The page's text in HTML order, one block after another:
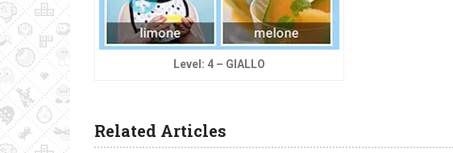
Level: 4 – GIALLO
Related Articles